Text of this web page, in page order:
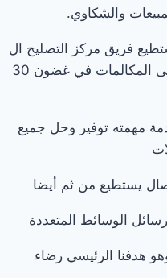
والشكاوي.
فريق مركز التصليح ال
مدرب على أعلى مستوى الرد على المكالمات في غضون 30
مهمته توفير وحل جميع
يستطيع من ثم أيضا
الوسائط المتعددة
هدفنا الرئيسي رضاء